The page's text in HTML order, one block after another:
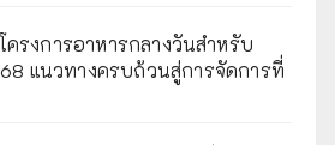
รงการอาหารกลางวันสำหรับ
แนวทางครบถ้วนสู่การจัดการที่